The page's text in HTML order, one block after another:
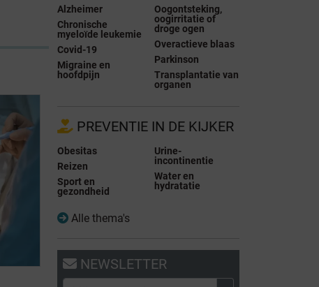
Alzheimer
Chronische
myeloïde leukemie
Covid-19
Migraine en
hoofdpijn
Oogontsteking,
oogirritatie of
droge ogen
Overactieve blaas
Parkinson
Transplantatie van
organen
PREVENTIE IN DE KIJKER
Obesitas
Reizen
Sport en
gezondheid
Urine-
incontinentie
Water en
hydratatie
Alle thema's
NEWSLETTER